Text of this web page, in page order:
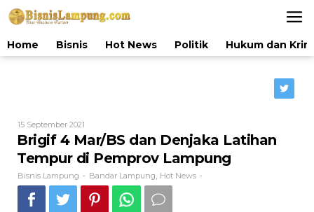
Lewati
ke
Home
Bisnis Hot News Politik Hukum dan
15 September 2021
Bisnis
Lampung
Brigif 4 Mar/BS dan Denjaka Latihan
Tempur di Pemprov Lampung
Bisnis Lampung - Bandar Lampung Hot News -